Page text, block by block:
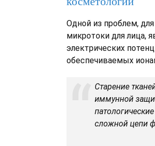
Одной из проблем,
микротоки для лица,
электрических
обеспечиваемых
Старение
иммунной
сложной цепи